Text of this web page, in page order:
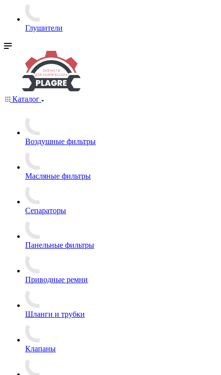
Глушители
Каталог
Воздушные фильтры
Масляные фильтры
Сепараторы
Панельные фильтры
Приводные ремни
Шланги и трубки
Клапаны